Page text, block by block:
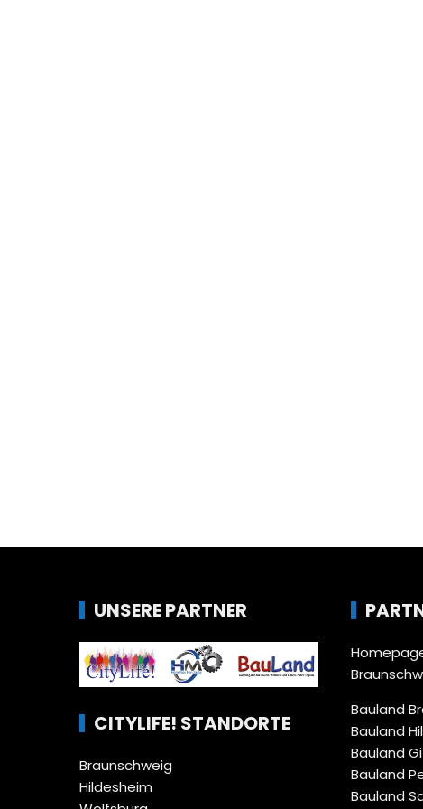
UNSERE PARTNER
CITYLIFE! STANDORTE
Braunschweig
Hildesheim
Bauland
Bauland
Bauland
Bauland
Bauland